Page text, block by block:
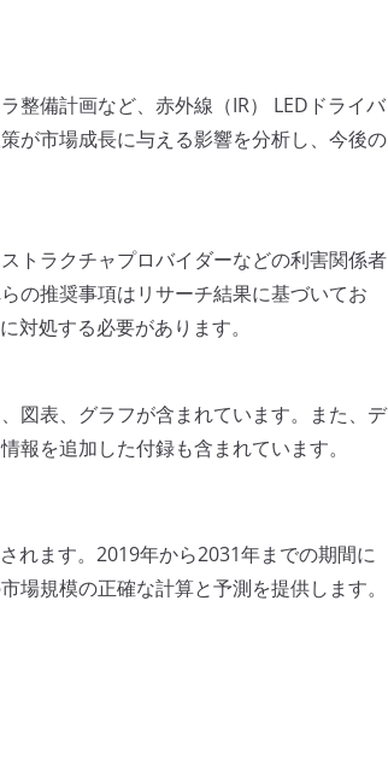
整備計画など、赤外線（IR） LEDドライバ
が市場成長に与える影響を分析し、今後の
トラクチャプロバイダーなどの利害関係者
の推奨事項はリサーチ結果に基づいてお
対処する必要があります。
図表、グラフが含まれています。また、デ
報を追加した付録も含まれています。
れます。2019年から2031年までの期間に
場規模の正確な計算と予測を提供します。